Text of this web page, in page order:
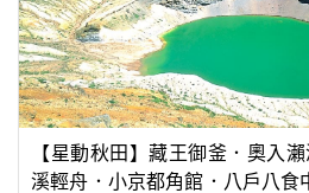
【星動秋田】藏王御釜．奧入
溪輕舟．小京都角館．八戶八食